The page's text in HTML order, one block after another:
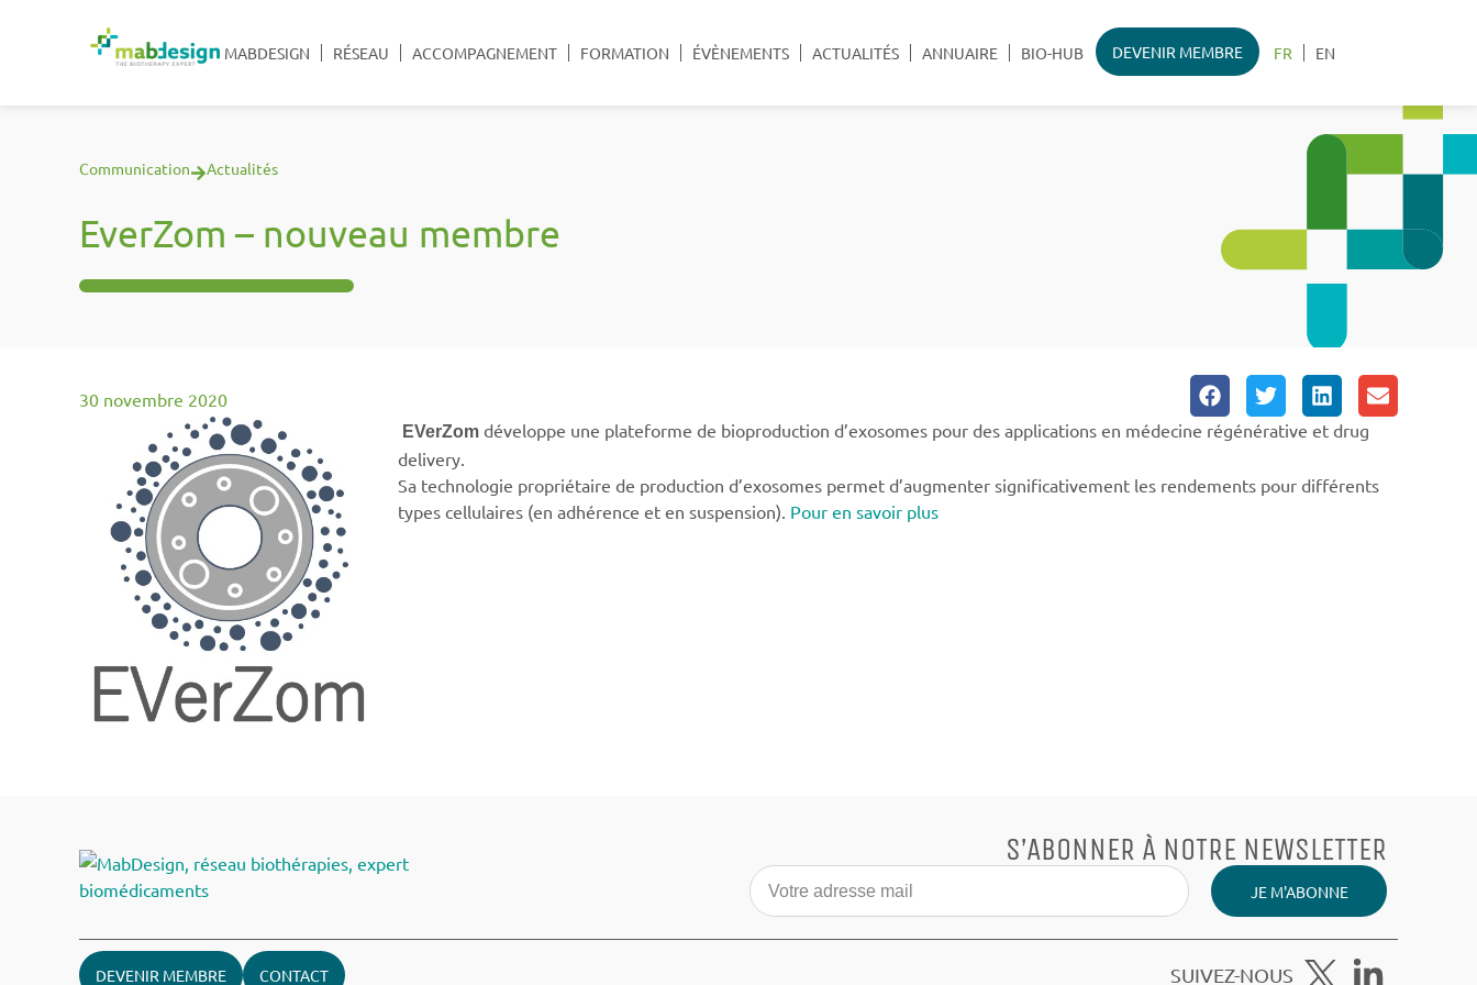
MABDESIGN RÉSEAU ACCOMPAGNEMENT FORMATION ÉVÈNEMENTS ACTUALITÉS ANNUAIRE BIO-HUB DEVENIR MEMBRE FR EN
Communication Actualités
EverZom – nouveau membre
30 novembre 2020
EVerZom développe une plateforme de bioproduction d’exosomes pour des applications en médecine régénérative et drug
delivery.
Sa technologie propriétaire de production d’exosomes permet d’augmenter significativement les rendements pour différents
types cellulaires (en adhérence et en suspension). Pour en savoir plus
S’ABONNER À NOTRE NEWSLETTER
JE M'ABONNE
DEVENIR MEMBRE CONTACT SUIVEZ-NOUS